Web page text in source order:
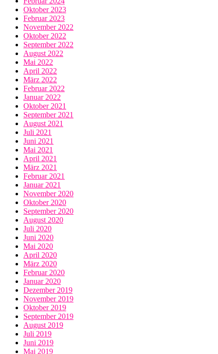
Oktober 2023
Februar 2023
November 2022
Oktober 2022
September 2022
August 2022
Mai 2022
April 2022
März 2022
Februar 2022
Januar 2022
Oktober 2021
September 2021
August 2021
Juli 2021
Juni 2021
Mai 2021
April 2021
März 2021
Februar 2021
Januar 2021
November 2020
Oktober 2020
September 2020
August 2020
Juli 2020
Juni 2020
Mai 2020
April 2020
März 2020
Februar 2020
Januar 2020
Dezember 2019
November 2019
Oktober 2019
September 2019
August 2019
Juli 2019
Juni 2019
Mai 2019